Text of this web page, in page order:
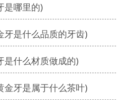
是哪里的)
牙是什么品质的牙齿)
是什么材质做成的)
金牙是属于什么茶叶)